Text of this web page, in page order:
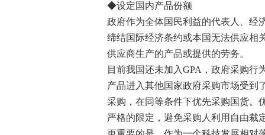
◆设定国内产品份额
政府作为全体国民利益的代表人、经
缔结国际经济条约或本国无法供应相
供应商生产的产品或提供的劳务。
目前我国还未加入GPA，政府采购
产品进入其他国家政府采购市场受到
采购，在同等条件下优先采购国货。
严格的限定，避免采购人利用自由裁